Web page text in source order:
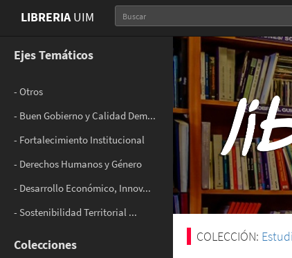
LIBRERIAUIM
Ejes Temáticos
- Otros
- Buen Gobierno y Calidad Dem...
- Fortalecimiento Institucional
- Derechos Humanos y Género
- Desarrollo Económico, Innov...
- Sostenibilidad Territorial ...
Colecciones
COLECCIÓN: